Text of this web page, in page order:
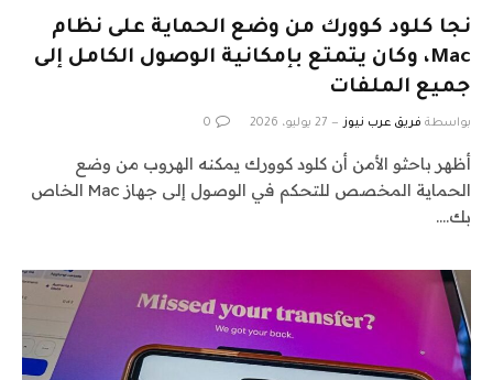
نجا كلود كوورك من وضع الحماية على نظام
Mac، وكان يتمتع بإمكانية الوصول الكامل إلى
جميع الملفات
بواسطة فريق عرب نيوز 27 يوليو، 2026 0
أظهر باحثو الأمن أن كلود كوورك يمكنه الهروب من وضع
الحماية المخصص للتحكم في الوصول إلى جهاز Mac الخاص
بك.…